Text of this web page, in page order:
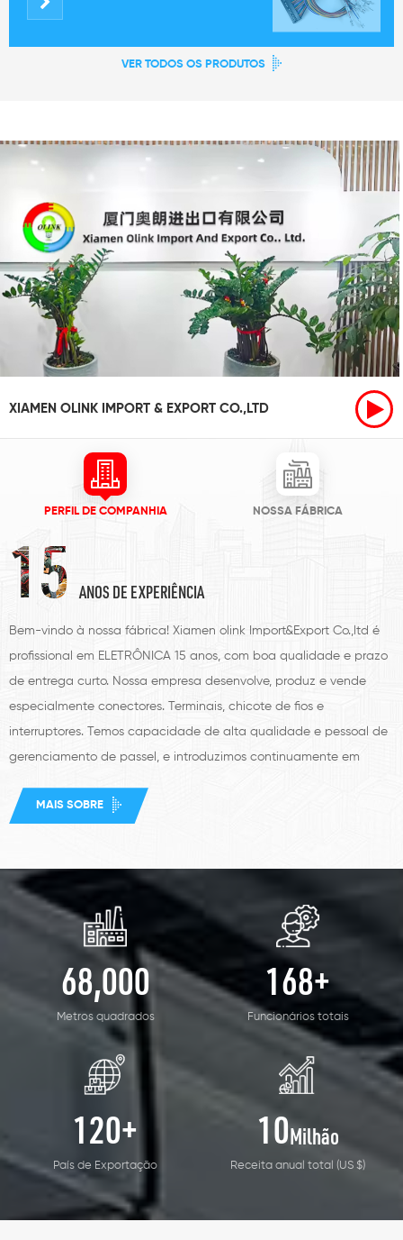
VER TODOS OS PRODUTOS
XIAMEN OLINK IMPORT & EXPORT CO.,LTD
PERFIL DE COMPANHIA NOSSA FÁBRICA
15 ANOS DE EXPERIÊNCIA
Bem-vindo à nossa fábrica! Xiamen olink Import&Export Co.,ltd é
profissional em ELETRÔNICA 15 anos, com boa qualidade e prazo
de entrega curto. Nossa empresa desenvolve, produz e vende
especialmente conectores. Terminais, chicote de fios e
interruptores. Temos capacidade de alta qualidade e pessoal de
gerenciamento de passel, e introduzimos continuamente em
passaram de qualidade ISO900: 2008, cada tipo de pedidos de
tecnologias avançadas, qualidade total, preço razoável,
excelente serviço para cooperar com você para COMPONENTES
para terminais, porta-lâmpadas, interruptores, cablagens, painéis
de controle, técnicos com instrumentos . Certificação do nosso
sistema empresarial. Nossos produtos passaram por autenticação
como VDE, UL CE, CQC, SGS e RoHS. Também aceitamos
aparelhos de iluminação, equipamentos de comunicação e
automóveis. Nossas vendas de produtos em muitos países e
regiões ao redor do mundo, e têm um futuro muito mais brilhante.
MAIS SOBRE
68,000
Metros quadrados
168+
Funcionários totais
120+
País de Exportação
10Milhão
Receita anual total (US $)